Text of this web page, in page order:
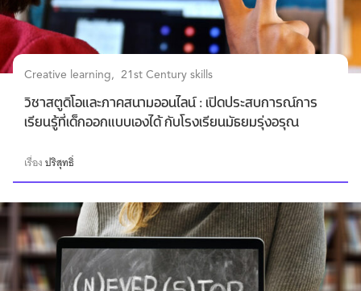
Creative learning 21st Century skills
วิชาสตูดิโอและภาคสนามออนไลน์ : เปิดประสบการณ์การ
เรียนรู้ที่เด็กออกแบบเองได้ กับโรงเรียนมัธยมรุ่งอรุณ
เรื่องปริสุทธิ์